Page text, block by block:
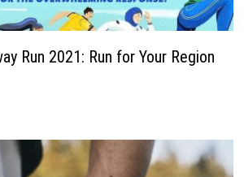
Run 2021: Run for Your Region